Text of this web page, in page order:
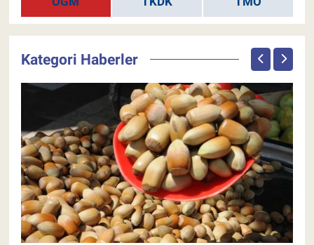
Kategori Haberler